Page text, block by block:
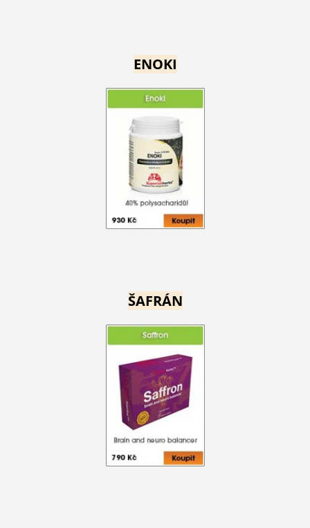
ENOKI
ŠAFRÁN